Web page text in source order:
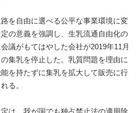
を自由に選べる公平な事業環境に変
の意義を強調し、生乳流通自由化の
議がもてはやした会社が2019年11月
集乳を停止した。乳質問題を理由に
を持たずに集乳を拡大して販売に行
る。
は、我が国でも独占禁止法の適用除